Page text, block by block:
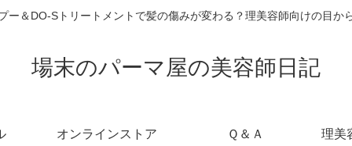
ー＆DO-Sトリートメントで髪の傷みが変わる？理美容師向けの目か
場末のパーマ屋の美容師日記
オンラインストア Ｑ＆Ａ 理美